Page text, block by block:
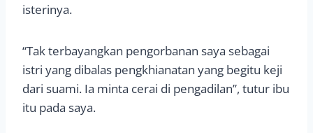
isterinya.
“Tak terbayangkan pengorbanan saya sebagai
istri yang dibalas pengkhianatan yang begitu keji
dari suami. Ia minta cerai di pengadilan”, tutur ibu
itu pada saya.